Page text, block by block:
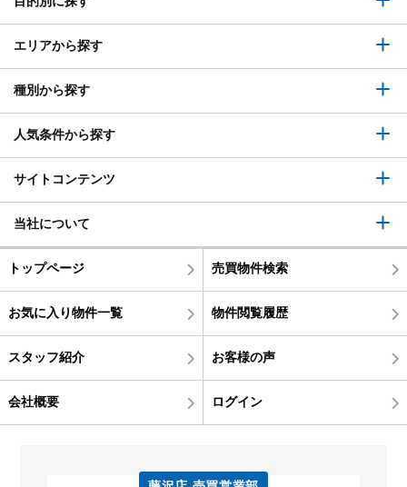
エリアから探す
種別から探す
人気条件から探す
サイトコンテンツ
当社について
トップページ 売買物件検索
お気に入り物件一覧 物件閲覧履歴
スタッフ紹介 お客様の声
会社概要 ログイン